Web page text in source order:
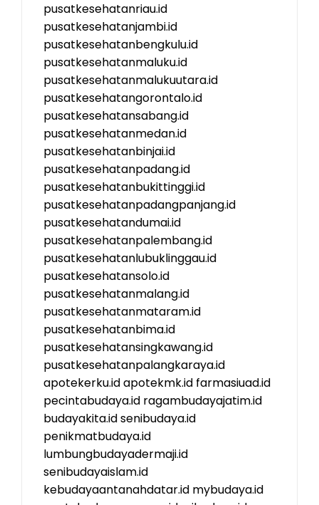
pusatkesehatanriau.id
pusatkesehatanjambi.id
pusatkesehatanbengkulu.id
pusatkesehatanmaluku.id
pusatkesehatanmalukuutara.id
pusatkesehatangorontalo.id
pusatkesehatansabang.id
pusatkesehatanmedan.id
pusatkesehatanbinjai.id
pusatkesehatanpadang.id
pusatkesehatanbukittinggi.id
pusatkesehatanpadangpanjang.id
pusatkesehatandumai.id
pusatkesehatanpalembang.id
pusatkesehatanlubuklinggau.id
pusatkesehatansolo.id
pusatkesehatanmalang.id
pusatkesehatanmataram.id
pusatkesehatanbima.id
pusatkesehatansingkawang.id
pusatkesehatanpalangkaraya.id
apotekerku.idapotekmk.id farmasiuad.id
pecintabudaya.id ragambudayajatim.id
budayakita.idsenibudaya.id
penikmatbudaya.id
lumbungbudayadermaji.id
senibudayaislam.id
kebudayaantanahdatar.id mybudaya.id